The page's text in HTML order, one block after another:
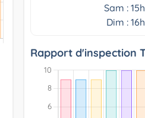
Sam :
Dim :
Rapport d'inspection